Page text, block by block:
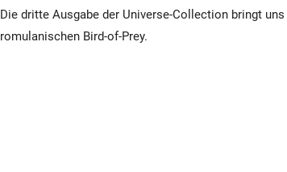
Die dritte Ausgabe der Universe-Collection bringt
romulanischen Bird-of-Prey.